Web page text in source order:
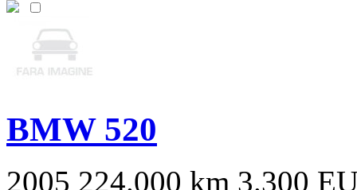
BMW 520
2005 224.000 km 3.300